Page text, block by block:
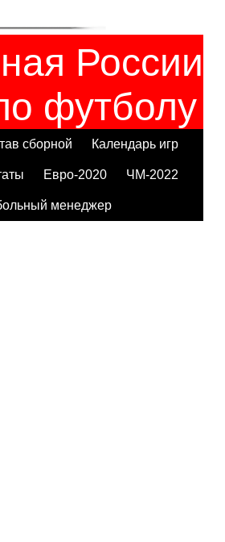
России
футболу
сборной Календарь игр
Евро-2020 ЧМ-2022
менеджер